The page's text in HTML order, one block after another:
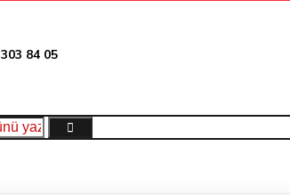
84 05